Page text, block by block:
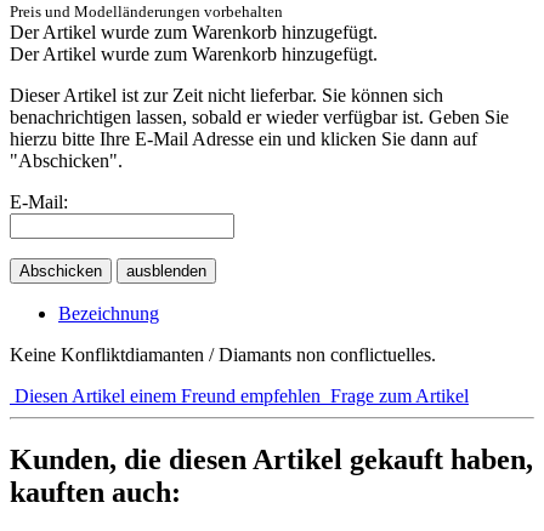
Preis und Modelländerungen vorbehalten
Der Artikel wurde zum Warenkorb hinzugefügt.
Der Artikel wurde zum Warenkorb hinzugefügt.
Dieser Artikel ist zur Zeit nicht lieferbar. Sie können sich
benachrichtigen lassen, sobald er wieder verfügbar ist. Geben Sie
hierzu bitte Ihre E-Mail Adresse ein und klicken Sie dann auf
"Abschicken".
E-Mail:
Abschicken ausblenden
Bezeichnung
Keine Konfliktdiamanten / Diamants non conflictuelles.
Diesen Artikel einem Freund empfehlen Frage zum Artikel
Kunden, die diesen Artikel gekauft haben,
kauften auch: